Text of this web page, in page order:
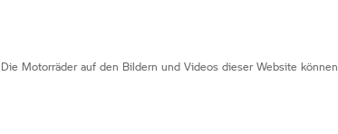
Motorräder auf den Bildern und Videos dieser Website können